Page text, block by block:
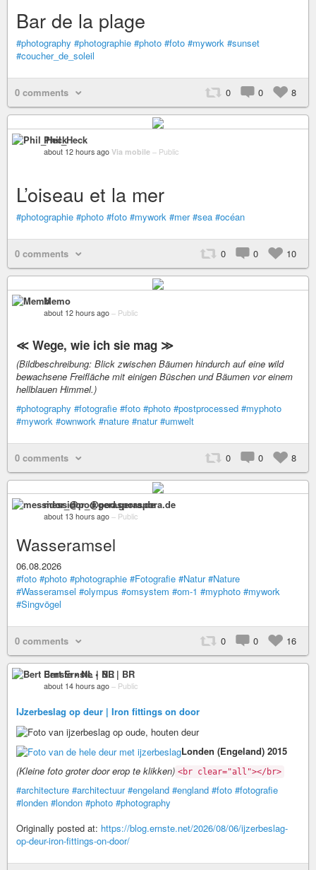
Bar de la plage
#photography #photographie #photo #foto #mywork #sunset
#coucher_de_soleil
0 comments 0 0 8
Phil_Heck
about 12 hours ago Via mobile – Public
L’oiseau et la mer
#photographie #photo #foto #mywork #mer #sea #océan
0 comments 0 0 10
Memo
about 12 hours ago – Public
≪ Wege, wie ich sie mag ≫
(Bildbeschreibung: Blick zwischen Bäumen hindurch auf eine wild
bewachsene Freifläche mit einigen Büschen und Bäumen vor einem
hellblauen Himmel.)
#photography #fotografie #foto #photo #postprocessed #myphoto
#mywork #ownwork #nature #natur #umwelt
0 comments 0 0 8
messidor_@pod.geraspora.de
about 13 hours ago – Public
Wasseramsel
06.08.2026
#foto #photo #photographie #Fotografie #Natur #Nature
#Wasseramsel #olympus #omsystem #om-1 #myphoto #mywork
#Singvögel
0 comments 0 0 16
Bert Ernste • NL | BR
about 14 hours ago – Public
IJzerbeslag op deur | Iron fittings on door
Londen (Engeland) 2015
(Kleine foto groter door erop te klikken) <br clear="all"></br>
#architecture #architectuur #engeland #england #foto #fotografie
#londen #london #photo #photography
Originally posted at: https://blog.ernste.net/2026/08/06/ijzerbeslag-
op-deur-iron-fittings-on-door/